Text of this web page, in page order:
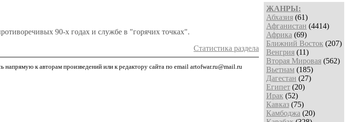
ЖАНРЫ:
Абхазия (61)
Афганистан (4414)
Африка (69)
Ближний Восток (207)
Венгрия (11)
Вторая Мировая (562)
Вьетнам (185)
Дагестан (27)
Египет (20)
Ирак (52)
Кавказ (75)
Камбоджа (20)
90-х годах и службе в "горячих точках".
Статистика раздела
к авторам произведений или к редактору сайта по email artofwar.ru@mail.ru